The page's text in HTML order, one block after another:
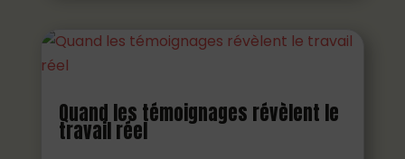
Quand les témoignages révèlent le
travail réel